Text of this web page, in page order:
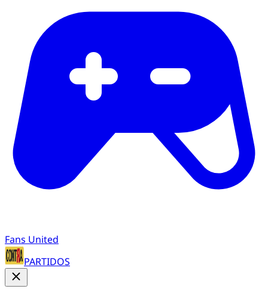
Fans United
PARTIDOS